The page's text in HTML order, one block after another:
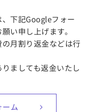
下記Googleフォー
い申し上げます。
月割り返金などは行
ましても返金いたし
ーム